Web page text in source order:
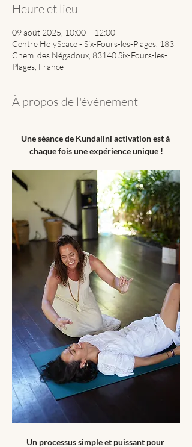
Heure et lieu
09 août 2025, 10:00 – 12:00
Centre HolySpace - Six-Fours-les-Plages, 183
Chem. des Négadoux, 83140 Six-Fours-les-
Plages, France
À propos de l'événement
Une séance de Kundalini activation est à
chaque fois une expérience unique !
Un processus simple et puissant pour